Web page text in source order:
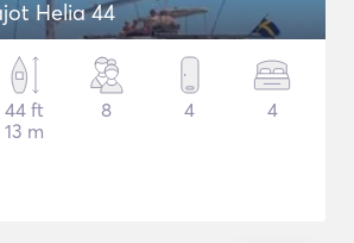
Helia 44
44 ft
13 m
8 4 4